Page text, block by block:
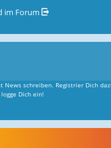
im Forum
News schreiben. Registrier Dich
Dich ein!